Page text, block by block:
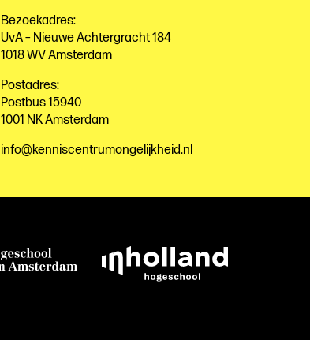
Bezoekadres:
UvA – Nieuwe Achtergracht 184
1018 WV Amsterdam
Postadres:
Postbus 15940
1001 NK Amsterdam
info@kenniscentrumongelijkheid.nl